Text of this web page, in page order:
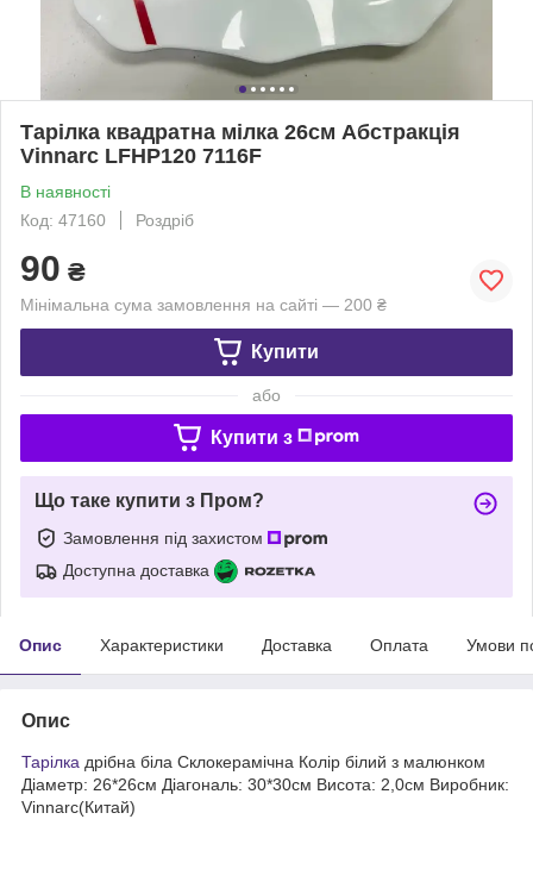
Тарілка квадратна мілка 26см Абстракція
Vinnarc LFHP120 7116F
В наявності
Код: 47160
Роздріб
90 ₴
Мінімальна сума замовлення на сайті — 200 ₴
Купити
або
Купити з
Що таке купити з Пром?
Замовлення під захистом
Доступна доставка
Опис Характеристики Доставка Оплата Умови
Опис
Тарілка дрібна біла Склокерамічна Колір білий з малюнком
Діаметр: 26*26см Діагональ: 30*30см Висота: 2,0см Виробник:
Vinnarc(Китай)